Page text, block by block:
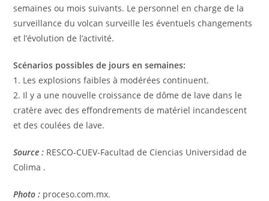
semaines ou mois suivants. Le personnel en charge de la
surveillance du volcan surveille les éventuels changements
et l’évolution de l’activité.
Scénarios possibles de jours en semaines:
1. Les explosions faibles à modérées continuent.
2. Il y a une nouvelle croissance de dôme de lave dans le
cratère avec des effondrements de matériel incandescent
et des coulées de lave.
Source : RESCO-CUEV-Facultad de Ciencias Universidad de
Colima .
Photo : proceso.com.mx.